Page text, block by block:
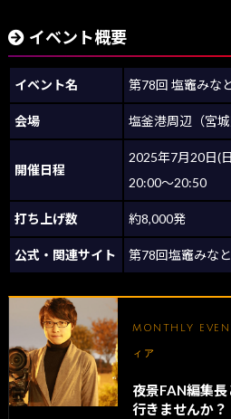
イベント概要
イベント名 第78回 塩竈みな
会場 塩釜港周辺（宮城
開催日程
2025年7月20日(
20:00～20:50
打ち上げ数 約8,000発
公式・関連サイト 第78回塩竈みな
MONTHLY
ィア
夜景FAN編集
行きませんか？